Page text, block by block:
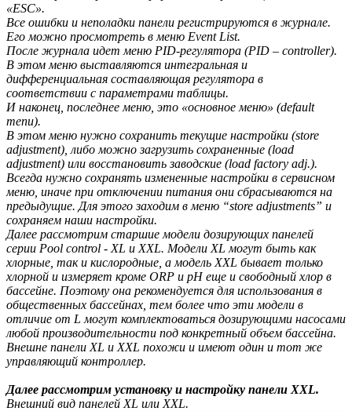
«ESC».
Все ошибки и неполадки панели регистрируются в журнале.
Его можно просмотреть в меню Event List.
После журнала идет меню PID-регулятора (PID – controller).
В этом меню выставляются интегральная и
дифференциальная составляющая регулятора в
соответствии с параметрами таблицы.
И наконец, последнее меню, это «основное меню» (default
menu).
В этом меню нужно сохранить текущие настройки (store
adjustment), либо можно загрузить сохраненные (load
adjustment) или восстановить заводские (load factory adj.).
Всегда нужно сохранять измененные настройки в сервисном
меню, иначе при отключении питания они сбрасываются на
предыдущие. Для этого заходим в меню “store adjustments” и
сохраняем наши настройки.
Далее рассмотрим старшие модели дозирующих панелей
серии Pool control - XL и XXL. Модели XL могут быть как
хлорные, так и кислородные, а модель XXL бывает только
хлорной и измеряет кроме ORP и pH еще и свободный хлор в
бассейне. Поэтому она рекомендуется для использования в
общественных бассейнах, тем более что эти модели в
отличие от L могут комплектоваться дозирующими насосами
любой производительности под конкретный объем бассейна.
Внешне панели XL и XXL похожи и имеют один и тот же
управляющий контроллер.
Далее рассмотрим установку и настройку панели XXL.
Внешний вид панелей XL или XXL.